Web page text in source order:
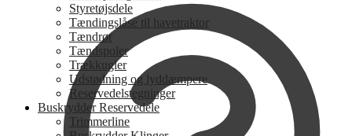
Styretøjsdele
Tændingslåse til havetraktor
Tændrør
Tændspoler
Trækkugler
Udstødning og lyddæmpere
Reservedelstegninger
Buskrydder Reservedele
Trimmerline